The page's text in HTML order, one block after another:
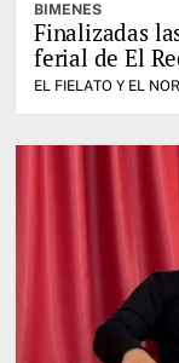
BIMENES
Finalizadas
ferial de El
EL FIELATO Y EL